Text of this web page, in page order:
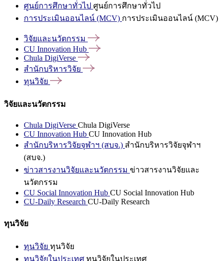
ศูนย์การศึกษาทั่วไป ศูนย์การศึกษาทั่วไป
การประเมินออนไลน์ (MCV) การประเมินออนไลน์ (MCV)
วิจัยและนวัตกรรม
CU Innovation Hub
Chula DigiVerse
สำนักบริหารวิจัย
ทุนวิจัย
วิจัยและนวัตกรรม
Chula DigiVerse Chula DigiVerse
CU Innovation Hub CU Innovation Hub
สำนักบริหารวิจัยจุฬาฯ (สบจ.) สำนักบริหารวิจัยจุฬาฯ
(สบจ.)
ข่าวสารงานวิจัยและนวัตกรรม ข่าวสารงานวิจัยและ
นวัตกรรม
CU Social Innovation Hub CU Social Innovation Hub
CU-Daily Research CU-Daily Research
ทุนวิจัย
ทุนวิจัย ทุนวิจัย
ทุนวิจัยในประเทศ ทุนวิจัยในประเทศ